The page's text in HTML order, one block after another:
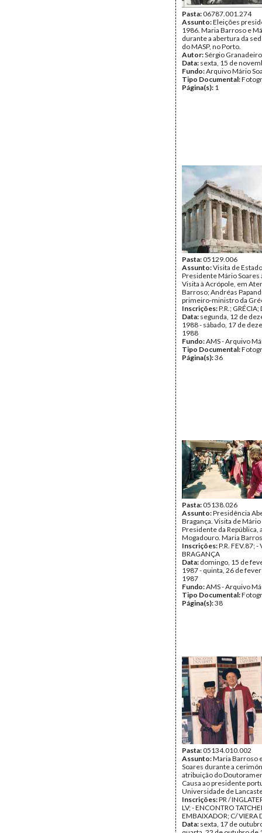
Pasta:06787.001.274
Assunto:Eleições
1986. Maria Barroso e
durante a abertura da
do MASP, no Porto.
Autor:Sérgio Granadeiro
Data: sexta, 15 de
Fundo:Arquivo Mário
Tipo Documental:
Página(s): 1
Pasta:05129.006
Assunto:Visita de
Presidente Mário Soares
Visita à Acrópole, em
Barroso; Andréas
primeiro-ministro da
Inscrições:P.R.; GRÉCIA;
Data: segunda, 12 de
1988 - sábado, 17 de
1988
Fundo:AMS - Arquivo
Tipo Documental:
Página(s):36
Pasta:05138.026
Assunto:Presidência
Bragança. Visita de Mário
Presidente da República,
Mogadouro. Maria
Inscrições:P.R. FEV.87; -
BRAGANÇA
Data: domingo, 15 de
1987 - quinta, 26 de
1987
Fundo:AMS - Arquivo
Tipo Documental:
Página(s):38
Pasta:05134.010.002
Assunto:Maria Barroso
Soares durante a
atribuição do
Causa ao presidente
Universidade de
Inscrições:PR /
LV; - ENCONTRO
EMBAIXADOR; C/ VIERA
Data: sexta, 17 de